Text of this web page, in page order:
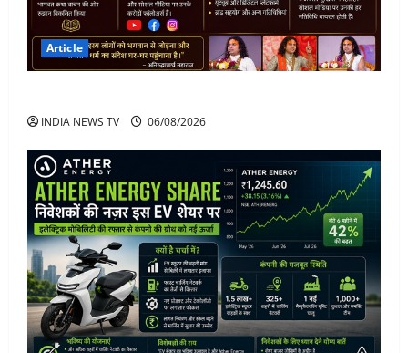
Article
INDIA NEWS TV 06/08/2026